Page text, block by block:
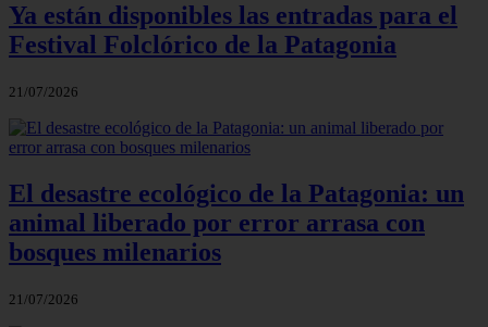
Ya están disponibles las entradas para el
Festival Folclórico de la Patagonia
21/07/2026
El desastre ecológico de la Patagonia: un
animal liberado por error arrasa con
bosques milenarios
21/07/2026